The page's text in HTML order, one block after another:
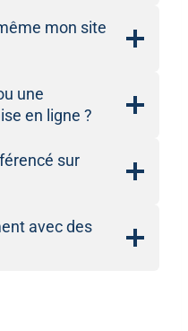
mon site
une
en ligne ?
sur
avec des